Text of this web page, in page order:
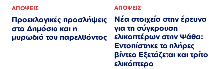
ΑΠΟΨΕΙΣ
Προεκλογικές προσλήψεις
στο Δημόσιο και η
μυρωδιά του παρελθόντος
ΑΠΟΨΕΙΣ
Νέα στοιχεία στην έρευνα
για τη σύγκρουση
ελικοπτέρων στην Ψάθα:
Εντοπίστηκε το πλήρες
βίντεο Εξετάζεται και τρίτο
ελικόπτερο​​​​​​​​​​​​​​​​​​​​​​​​​​​​​​​​​​​​​​​​​​​​​​​​​​